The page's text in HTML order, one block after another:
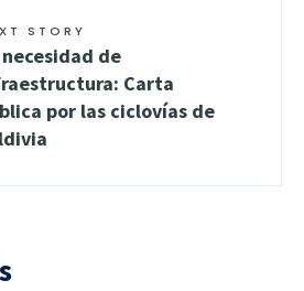
STORY
necesidad de
Carta
por las ciclovías de